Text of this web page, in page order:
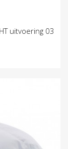
uitvoering 03